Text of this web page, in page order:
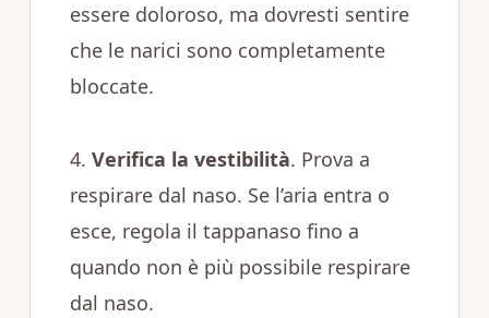
essere doloroso, ma dovresti sentire
che le narici sono completamente
bloccate.
4. Verifica la vestibilità. Prova a
respirare dal naso. Se l’aria entra o
esce, regola il tappanaso fino a
quando non è più possibile respirare
dal naso.